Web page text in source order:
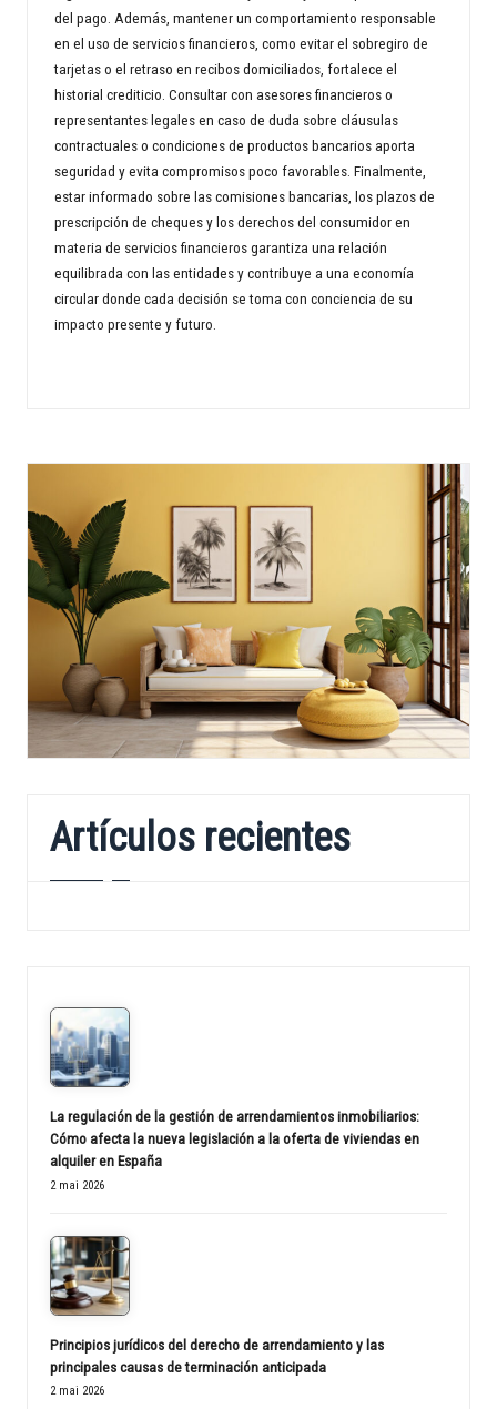
del pago. Además, mantener un comportamiento responsable
en el uso de servicios financieros, como evitar el sobregiro de
tarjetas o el retraso en recibos domiciliados, fortalece el
historial crediticio. Consultar con asesores financieros o
representantes legales en caso de duda sobre cláusulas
contractuales o condiciones de productos bancarios aporta
seguridad y evita compromisos poco favorables. Finalmente,
estar informado sobre las comisiones bancarias, los plazos de
prescripción de cheques y los derechos del consumidor en
materia de servicios financieros garantiza una relación
equilibrada con las entidades y contribuye a una economía
circular donde cada decisión se toma con conciencia de su
impacto presente y futuro.
Artículos recientes
La regulación de la gestión de arrendamientos inmobiliarios:
Cómo afecta la nueva legislación a la oferta de viviendas en
alquiler en España
2 mai 2026
Principios jurídicos del derecho de arrendamiento y las
principales causas de terminación anticipada
2 mai 2026